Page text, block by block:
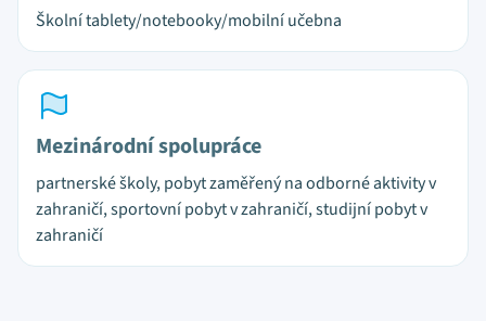
Školní tablety/notebooky/mobilní učebna
Mezinárodní spolupráce
partnerské školy, pobyt zaměřený na odborné aktivity v
zahraničí, sportovní pobyt v zahraničí, studijní pobyt v
zahraničí